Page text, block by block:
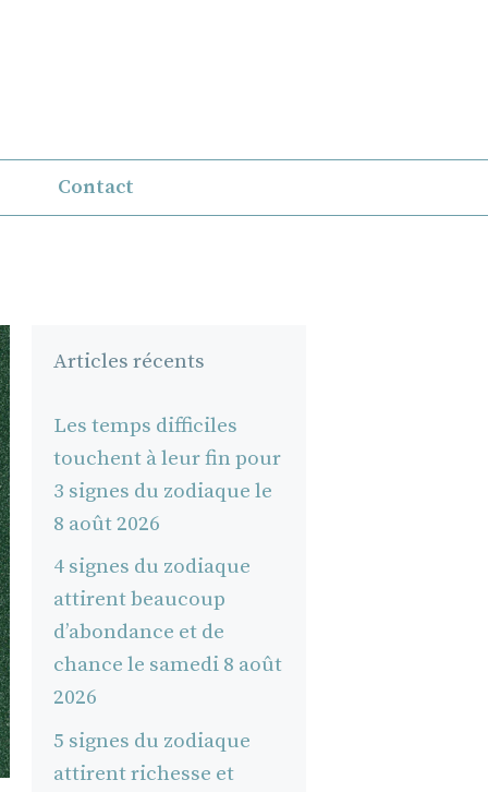
Contact
Articles récents
Les temps difficiles
touchent à leur fin pour
3 signes du zodiaque le
8 août 2026
4 signes du zodiaque
attirent beaucoup
d’abondance et de
chance le samedi 8 août
2026
5 signes du zodiaque
attirent richesse et